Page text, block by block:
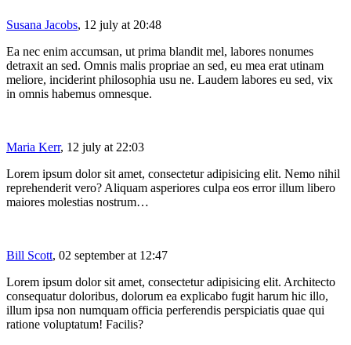
Susana Jacobs, 12 july at 20:48
Ea nec enim accumsan, ut prima blandit mel, labores nonumes
detraxit an sed. Omnis malis propriae an sed, eu mea erat utinam
meliore, inciderint philosophia usu ne. Laudem labores eu sed, vix
in omnis habemus omnesque.
Maria Kerr, 12 july at 22:03
Lorem ipsum dolor sit amet, consectetur adipisicing elit. Nemo nihil
reprehenderit vero? Aliquam asperiores culpa eos error illum libero
maiores molestias nostrum…
Bill Scott, 02 september at 12:47
Lorem ipsum dolor sit amet, consectetur adipisicing elit. Architecto
consequatur doloribus, dolorum ea explicabo fugit harum hic illo,
illum ipsa non numquam officia perferendis perspiciatis quae qui
ratione voluptatum! Facilis?